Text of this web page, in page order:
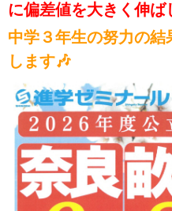
に偏差値を大きく伸ば
中学３年生の努力の
します🎶